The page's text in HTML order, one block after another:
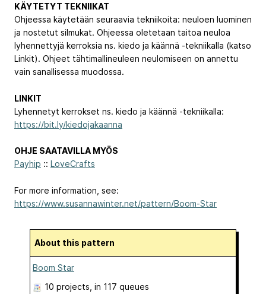
KÄYTETYT TEKNIIKAT
Ohjeessa käytetään seuraavia tekniikoita: neuloen luominen
ja nostetut silmukat. Ohjeessa oletetaan taitoa neuloa
lyhennettyjä kerroksia ns. kiedo ja käännä -tekniikalla (katso
Linkit). Ohjeet tähtimallineuleen neulomiseen on annettu
vain sanallisessa muodossa.
LINKIT
Lyhennetyt kerrokset ns. kiedo ja käännä -tekniikalla:
https://bit.ly/kiedojakaanna
OHJE SAATAVILLA MYÖS
Payhip :: LoveCrafts
For more information, see:
https://www.susannawinter.net/pattern/Boom-Star
About this pattern
Boom Star
10 projects , in 117 queues